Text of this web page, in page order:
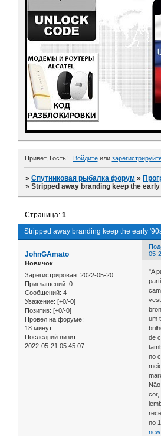
Привет, Гость! Войдитеили
»Спутниковая рыбалка форум »
»Stripped away branding keep the
Stripped away branding keep the early
Страница:1
05-
JohnGAmato
Новичок
Зарегистрирован: 2022-05-20
Приглашений: 0
Сообщений: 4
Уважение: [+0/-0]
Позитив: [+0/-0]
Провел на форуме:
18 минут
Последний визит:
2022-05-21 05:45:07
"A
um
de
no
cor,
no